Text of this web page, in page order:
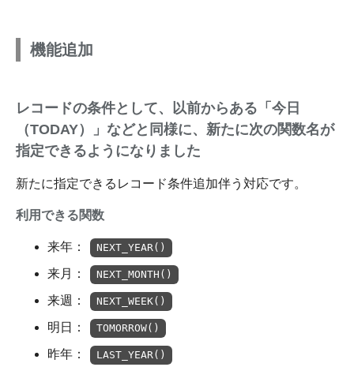
機能追加
レコードの条件として、以前からある「今日
（TODAY）」などと同様に、新たに次の関数名が
指定できるようになりました
新たに指定できるレコード条件追加伴う対応です。
利用できる関数
来年： NEXT_YEAR()
来月： NEXT_MONTH()
来週： NEXT_WEEK()
明日： TOMORROW()
昨年： LAST_YEAR()